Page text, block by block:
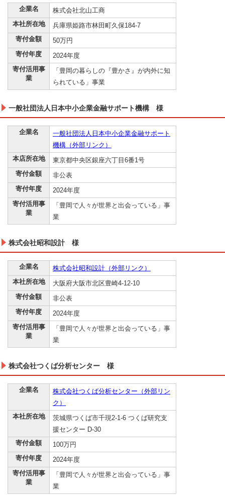
企業名
株式会社北山工商
本社所在地
兵庫県姫路市林田町久保184-7
寄付金額
50万円
寄付年度
2024年度
寄付活用事
業
「豊岡の暮らしの『豊かさ』が内外に知
られている」事業
一般社団法人日本中小企業金融サポート機構 様
企業名
一般社団法人日本中小企業金融サポート
機構（外部リンク）
本店所在地
東京都中央区銀座六丁目6番1号
寄付金額
非公表
寄付年度
2024年度
寄付活用事
業
「豊岡で人々が世界と出会っている」事
業
株式会社昭和設計 様
企業名
株式会社昭和設計（外部リンク）
本社所在地
大阪府大阪市北区豊崎4-12-10
寄付金額
非公表
寄付年度
2024年度
寄付活用事
業
「豊岡で人々が世界と出会っている」事
業
株式会社つくば分析センター 様
企業名
株式会社つくば分析センター（外部リン
ク）
本社所在地
茨城県つくば市千現2-1-6 つくば研究支
援センター D-30
寄付金額
100万円
寄付年度
2024年度
寄付活用事
業
「豊岡で人々が世界と出会っている」事
業